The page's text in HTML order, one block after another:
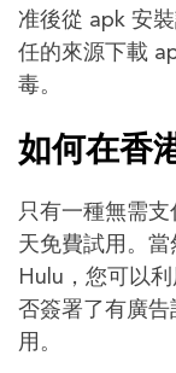
准後從 apk 安
任的來源下載
毒。
如何在香
只有一種無需
天免費試用。
Hulu，您可以
否簽署了有廣
用。